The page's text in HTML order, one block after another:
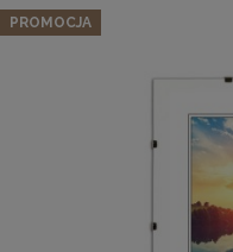
Drewniana, frezowana
PROMOCJA